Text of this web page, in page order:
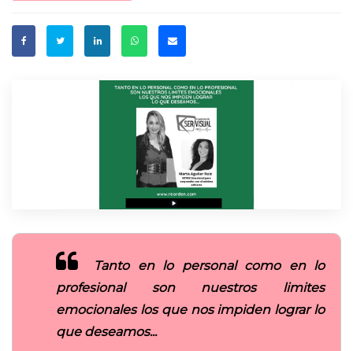
Tanto en lo personal como en lo
profesional son nuestros limites
emocionales los que nos impiden lograr lo
que deseamos...